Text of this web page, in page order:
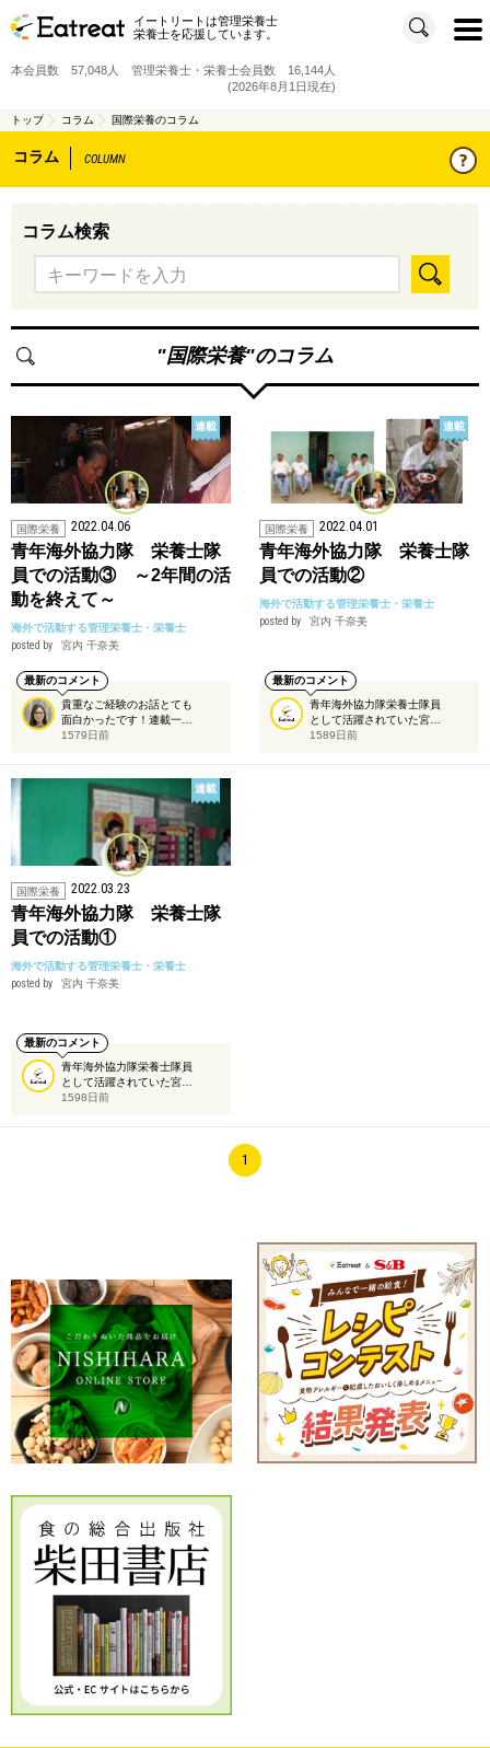
イートリートは管理栄養士
栄養士を応援しています。
t
o
i
a
i
o
本会員数 57,048人 管理栄養士・栄養士会員数 16,144人
(2026年8月1日現在)
トップ コラム 国際栄養のコラム
コラム COLUMN
コラム検索
"国際栄養"のコラム
連載
国際栄養 2022.04.06
青年海外協力隊 栄養士隊
員での活動③ ～2年間の活
動を終えて～
海外で活動する管理栄養士・栄養士
posted by
宮内 千奈美
最新のコメント
貴重なご経験のお話とても
面白かったです！連載一…
1579日前
連載
国際栄養 2022.04.01
青年海外協力隊 栄養士隊
員での活動②
海外で活動する管理栄養士・栄養士
posted by
宮内 千奈美
最新のコメント
青年海外協力隊栄養士隊員
として活躍されていた宮…
1589日前
連載
国際栄養 2022.03.23
青年海外協力隊 栄養士隊
員での活動①
海外で活動する管理栄養士・栄養士
posted by
宮内 千奈美
最新のコメント
青年海外協力隊栄養士隊員
として活躍されていた宮…
1598日前
1